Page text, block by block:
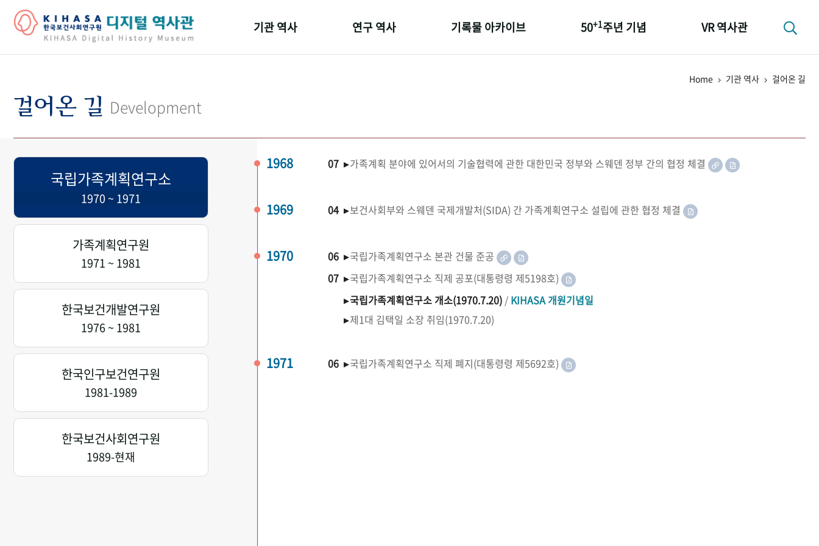
기관 역사 연구 역사 기록물 아카이브 50+1주년 기념 VR 역사관
Home 기관 역사 걸어온 길
걸어온 길 Development
국립가족계획연구소
1970 ~ 1971
가족계획연구원
1971 ~ 1981
한국보건개발연구원
1976 ~ 1981
한국인구보건연구원
1981-1989
한국보건사회연구원
1989-현재
1968 07 ▸가족계획 분야에 있어서의 기술협력에 관한 대한민국 정부와 스웨덴 정부 간의 협정 체결
1969 04 ▸보건사회부와 스웨덴 국제개발처(SIDA) 간 가족계획연구소 설립에 관한 협정 체결
1970 06 ▸국립가족계획연구소 본관 건물 준공
07 ▸국립가족계획연구소 직제 공포(대통령령 제5198호)
▸국립가족계획연구소 개소(1970.7.20) / KIHASA 개원기념일
▸제1대 김택일 소장 취임(1970.7.20)
1971 06 ▸국립가족계획연구소 직제 폐지(대통령령 제5692호)